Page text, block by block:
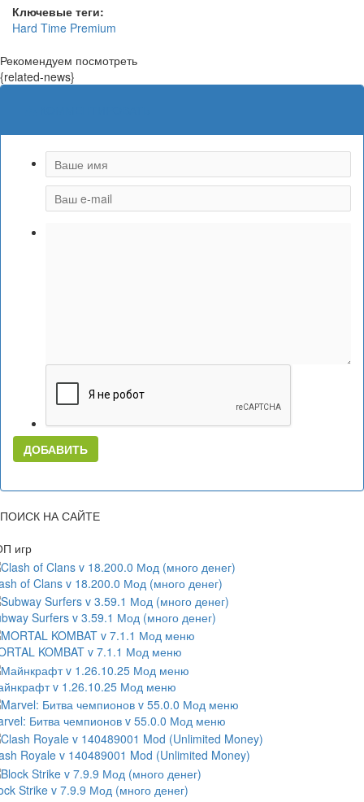
Ключевые теги:
Hard Time Premium
Рекомендуем посмотреть
{related-news}
ДОБАВИТЬ
ПОИСК НА САЙТЕ
игр
of Clans v 18.200.0 Мод (много денег)
Surfers v 3.59.1 Мод (много денег)
KOMBAT v 7.1.1 Мод меню
v 1.26.10.25 Мод меню
Битва чемпионов v 55.0.0 Мод меню
Royale v 140489001 Mod (Unlimited Money)
Strike v 7.9.9 Мод (много денег)